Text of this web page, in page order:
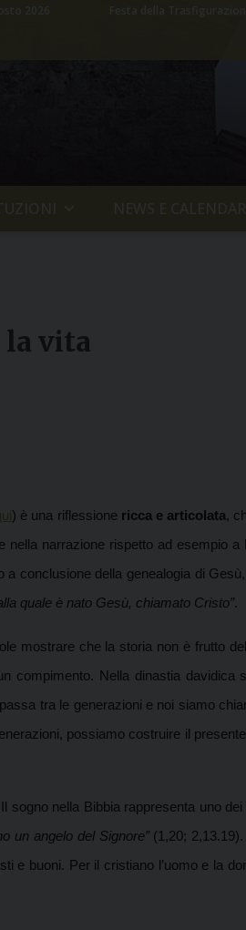
2026 Festa della
NEWS E
la vita
) è una riflessione ricca e articolata,
nella narrazione rispetto ad esempio
a conclusione della genealogia di
quale è nato Gesù, chiamato Cristo”.
mostrare che la storia non è frutto
Nella dinastia
tra le generazioni e noi siamo
possiamo costruire il
sogno nella Bibbia rappresenta uno
un angelo del Signore”(1,20;
e buoni. Per il cristiano l’uomo e la